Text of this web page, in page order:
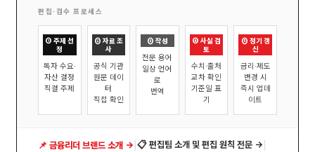
편집·검수 프로세스
① 주제 선
정
독자 수요·
자산 결정
직결 주제
② 자료 조
사
공식 기관
원문 데이
터
직접 확인
③ 작성
전문 용어
일상 언어
로
번역
④ 사실 검
토
수치·출처
교차 확인
기준일 표
기
⑤ 정기 갱
신
금리·제도
변경 시
즉시 업데
이트
📌 금융리더 브랜드 소개 → 📋 편집팀 소개 및 편집 원칙 전문 →